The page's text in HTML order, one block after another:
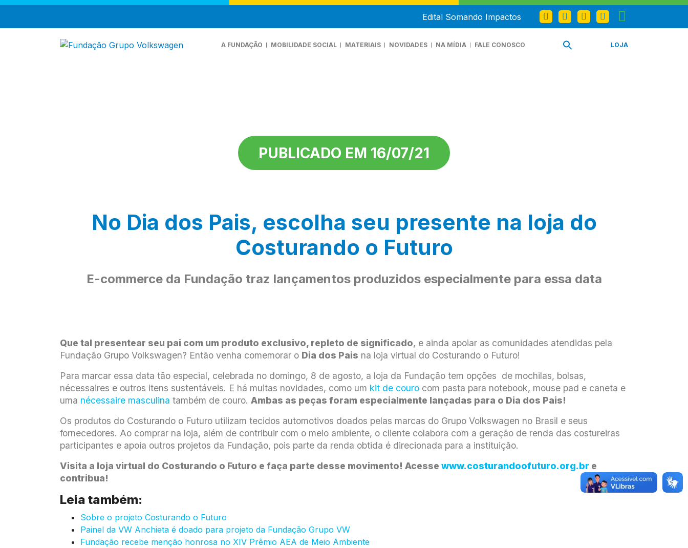
Edital Somando Impactos
A FUNDAÇÃO MOBILIDADE SOCIAL MATERIAIS NOVIDADES NA MÍDIA FALE CONOSCO LOJA
PUBLICADO EM 16/07/21
No Dia dos Pais, escolha seu presente na loja do
Costurando o Futuro
E-commerce da Fundação traz lançamentos produzidos especialmente para essa data
Que tal presentear seu pai com um produto exclusivo, repleto de significado, e ainda apoiar as comunidades atendidas pela
Fundação Grupo Volkswagen? Então venha comemorar o Dia dos Pais na loja virtual do Costurando o Futuro!
Para marcar essa data tão especial, celebrada no domingo, 8 de agosto, a loja da Fundação tem opções de mochilas, bolsas,
nécessaires e outros itens sustentáveis. E há muitas novidades, como um kit de couro com pasta para notebook, mouse pad e caneta e
uma nécessaire masculina também de couro. Ambas as peças foram especialmente lançadas para o Dia dos Pais!
Os produtos do Costurando o Futuro utilizam tecidos automotivos doados pelas marcas do Grupo Volkswagen no Brasil e seus
fornecedores. Ao comprar na loja, além de contribuir com o meio ambiente, o cliente colabora com a geração de renda das costureiras
participantes e apoia outros projetos da Fundação, pois parte da renda obtida é direcionada para a instituição.
Visita a loja virtual do Costurando o Futuro e faça parte desse movimento! Acesse www.costurandoofuturo.org.br e
contribua!
Leia também:
Sobre o projeto Costurando o Futuro
Painel da VW Anchieta é doado para projeto da Fundação Grupo VW
Fundação recebe menção honrosa no XIV Prêmio AEA de Meio Ambiente